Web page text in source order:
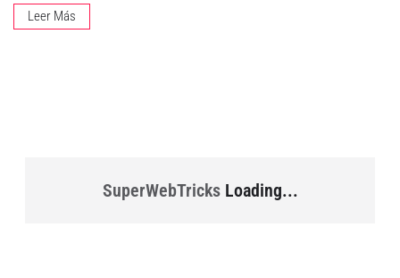
Leer Más
SuperWebTricksLoading...